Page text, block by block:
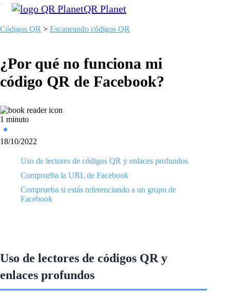
QR Planet
Códigos QR > Escaneando códigos QR
¿Por qué no funciona mi
código QR de Facebook?
1 minuto
18/10/2022
Uso de lectores de códigos QR y enlaces profundos
Comprueba la URL de Facebook
Comprueba si estás referenciando a un grupo de
Facebook
Uso de lectores de códigos QR y
enlaces profundos